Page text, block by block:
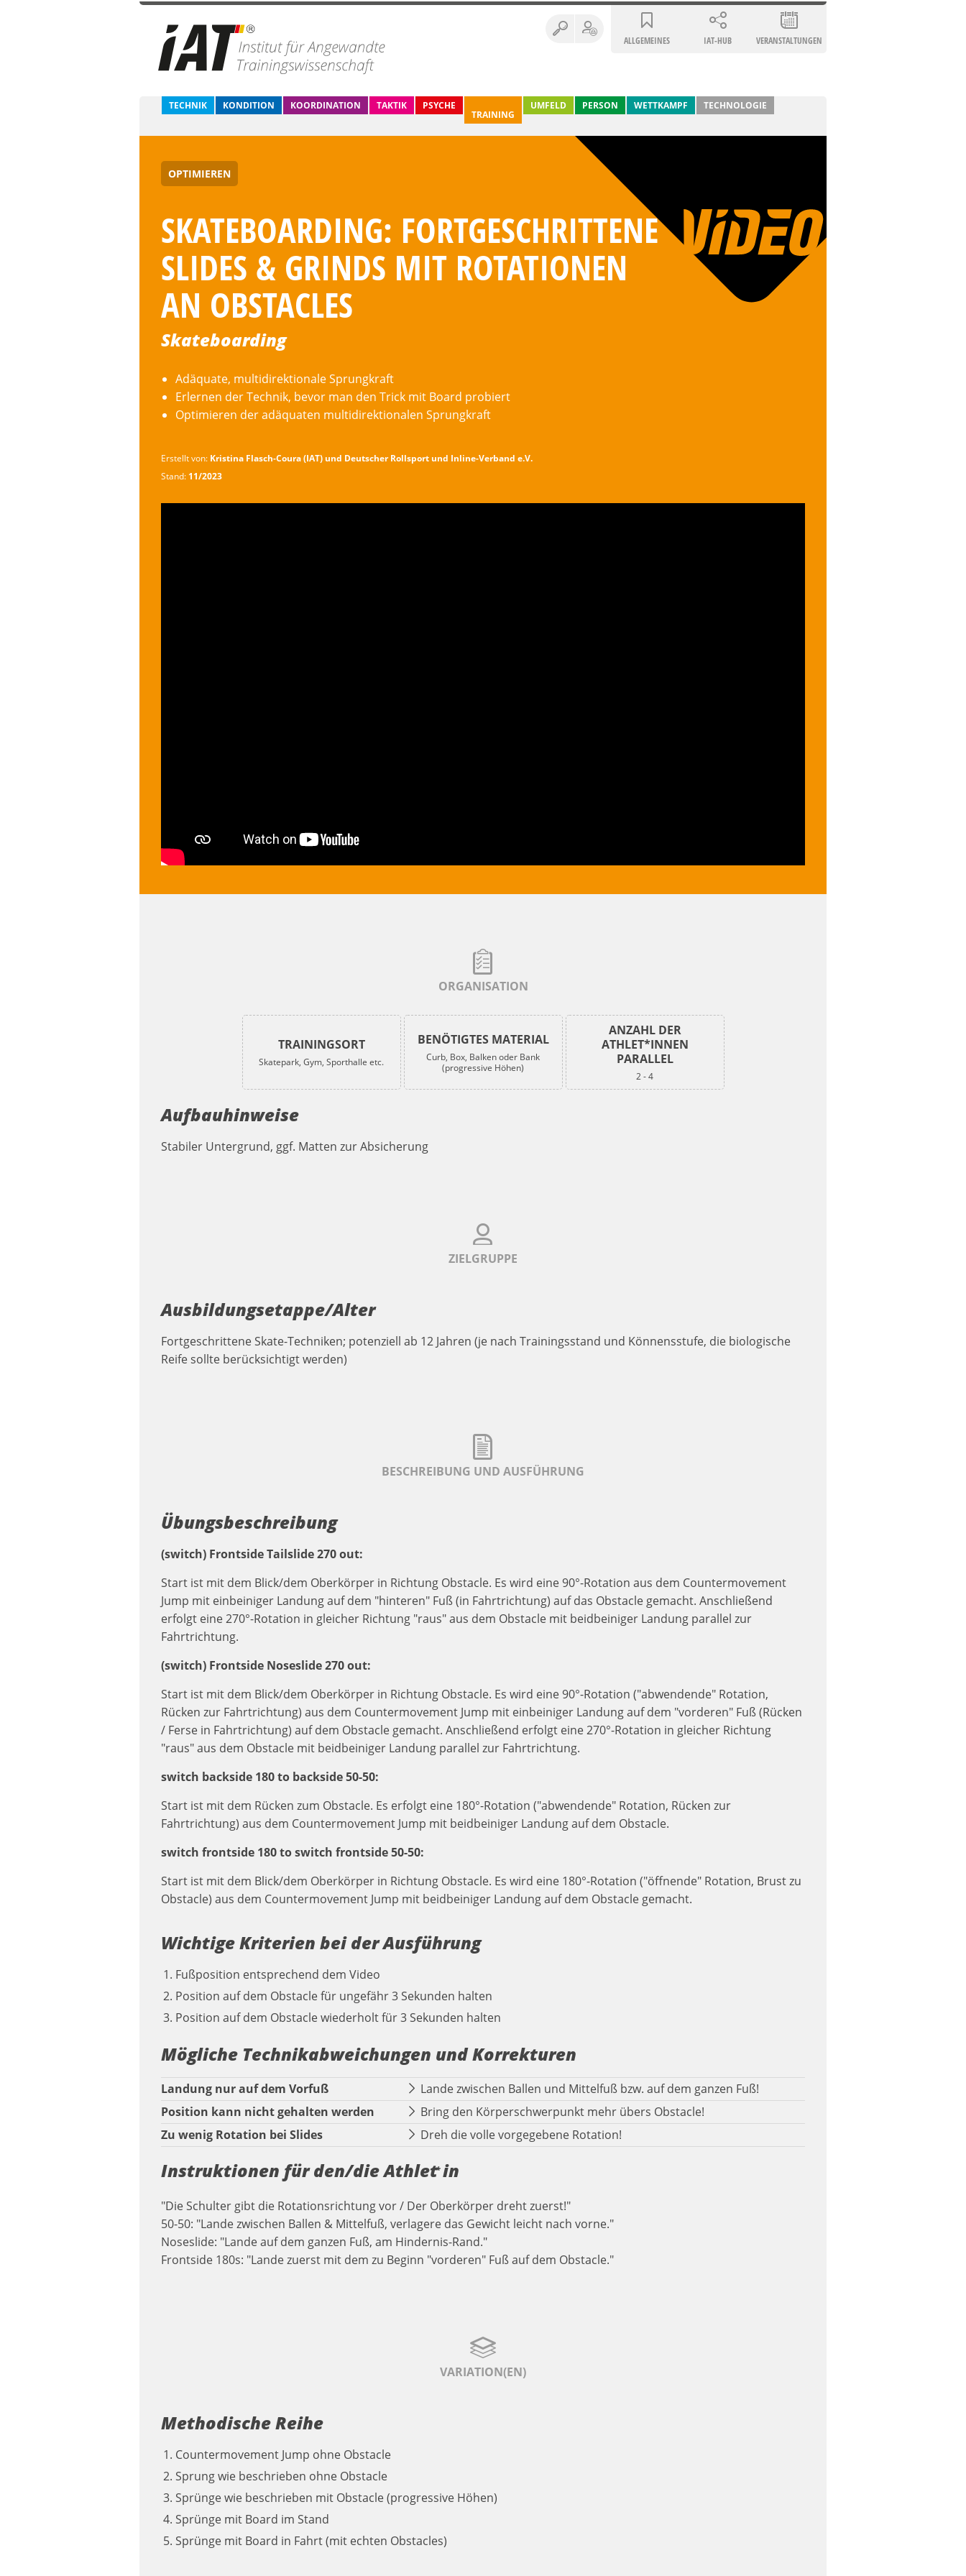
ALLGEMEINES IAT-HUB VERANSTALTUNGEN
TECHNIK KONDITION KOORDINATION TAKTIK PSYCHE
TRAINING
UMFELD PERSON WETTKAMPF TECHNOLOGIE
OPTIMIEREN
SKATEBOARDING: FORTGESCHRITTENE
SLIDES & GRINDS MIT ROTATIONEN
AN OBSTACLES
Skateboarding
Adäquate, multidirektionale Sprungkraft
Erlernen der Technik, bevor man den Trick mit Board probiert
Optimieren der adäquaten multidirektionalen Sprungkraft
Erstellt von: Kristina Flasch-Coura (IAT) und Deutscher Rollsport und Inline-Verband e.V.
Stand: 11/2023
ORGANISATION
TRAININGSORT
Skatepark, Gym, Sporthalle etc.
BENÖTIGTES MATERIAL
Curb, Box, Balken oder Bank
(progressive Höhen)
ANZAHL DER
ATHLET*INNEN
PARALLEL
2 - 4
Aufbauhinweise
Stabiler Untergrund, ggf. Matten zur Absicherung
ZIELGRUPPE
Ausbildungsetappe/Alter
Fortgeschrittene Skate-Techniken; potenziell ab 12 Jahren (je nach Trainingsstand und Könnensstufe, die biologische
Reife sollte berücksichtigt werden)
BESCHREIBUNG UND AUSFÜHRUNG
Übungsbeschreibung
(switch) Frontside Tailslide 270 out:
Start ist mit dem Blick/dem Oberkörper in Richtung Obstacle. Es wird eine 90°-Rotation aus dem Countermovement
Jump mit einbeiniger Landung auf dem "hinteren" Fuß (in Fahrtrichtung) auf das Obstacle gemacht. Anschließend
erfolgt eine 270°-Rotation in gleicher Richtung "raus" aus dem Obstacle mit beidbeiniger Landung parallel zur
Fahrtrichtung.
(switch) Frontside Noseslide 270 out:
Start ist mit dem Blick/dem Oberkörper in Richtung Obstacle. Es wird eine 90°-Rotation ("abwendende" Rotation,
Rücken zur Fahrtrichtung) aus dem Countermovement Jump mit einbeiniger Landung auf dem "vorderen" Fuß (Rücken
/ Ferse in Fahrtrichtung) auf dem Obstacle gemacht. Anschließend erfolgt eine 270°-Rotation in gleicher Richtung
"raus" aus dem Obstacle mit beidbeiniger Landung parallel zur Fahrtrichtung.
switch backside 180 to backside 50-50:
Start ist mit dem Rücken zum Obstacle. Es erfolgt eine 180°-Rotation ("abwendende" Rotation, Rücken zur
Fahrtrichtung) aus dem Countermovement Jump mit beidbeiniger Landung auf dem Obstacle.
switch frontside 180 to switch frontside 50-50:
Start ist mit dem Blick/dem Oberkörper in Richtung Obstacle. Es wird eine 180°-Rotation ("öffnende" Rotation, Brust zu
Obstacle) aus dem Countermovement Jump mit beidbeiniger Landung auf dem Obstacle gemacht.
Wichtige Kriterien bei der Ausführung
Fußposition entsprechend dem Video
Position auf dem Obstacle für ungefähr 3 Sekunden halten
Position auf dem Obstacle wiederholt für 3 Sekunden halten
Mögliche Technikabweichungen und Korrekturen
Landung nur auf dem Vorfuß
Lande zwischen Ballen und Mittelfuß bzw. auf dem ganzen Fuß!
Position kann nicht gehalten werden
Bring den Körperschwerpunkt mehr übers Obstacle!
Zu wenig Rotation bei Slides
Dreh die volle vorgegebene Rotation!
Instruktionen für den/die Athlet*in
"Die Schulter gibt die Rotationsrichtung vor / Der Oberkörper dreht zuerst!"
50-50: "Lande zwischen Ballen & Mittelfuß, verlagere das Gewicht leicht nach vorne."
Noseslide: "Lande auf dem ganzen Fuß, am Hindernis-Rand."
Frontside 180s: "Lande zuerst mit dem zu Beginn "vorderen" Fuß auf dem Obstacle."
VARIATION(EN)
Methodische Reihe
Countermovement Jump ohne Obstacle
Sprung wie beschrieben ohne Obstacle
Sprünge wie beschrieben mit Obstacle (progressive Höhen)
Sprünge mit Board im Stand
Sprünge mit Board in Fahrt (mit echten Obstacles)